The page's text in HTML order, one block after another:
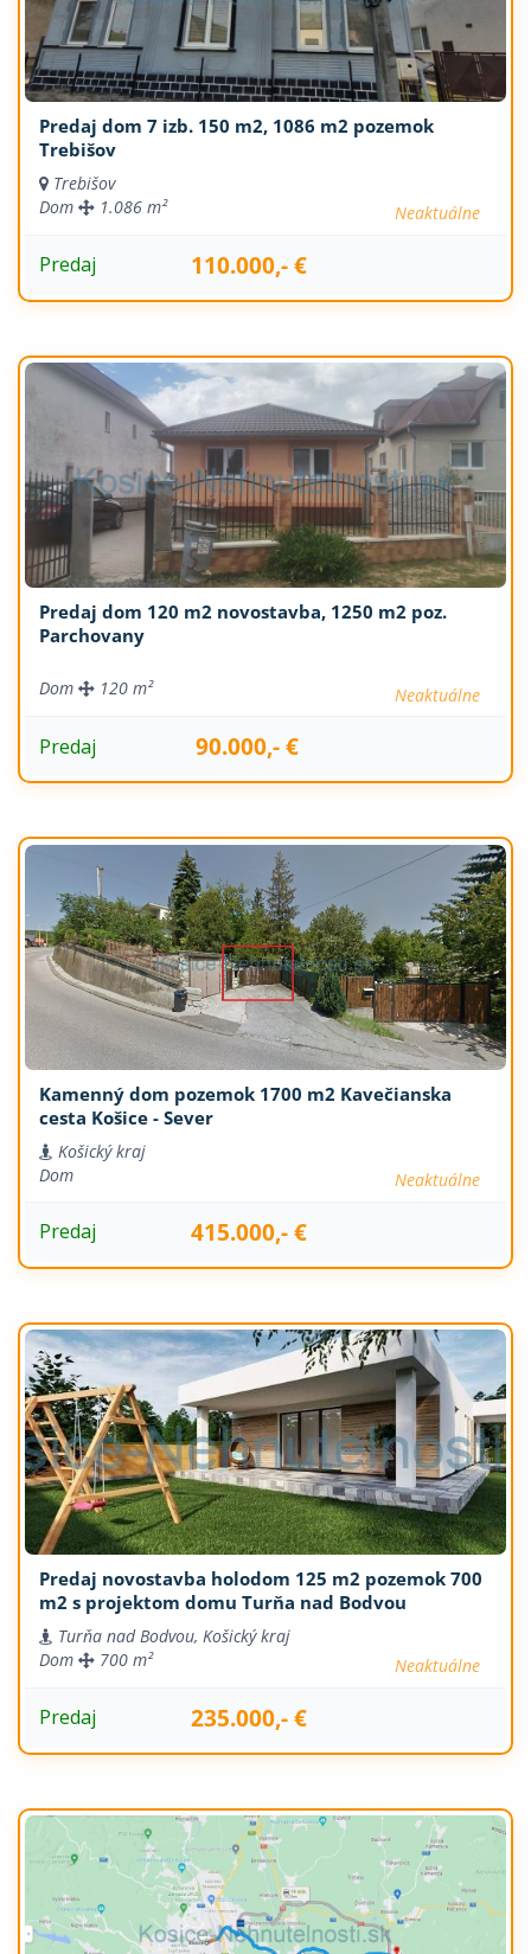
Predaj dom 7 izb. 150 m2, 1086 m2 pozemok
Trebišov
Trebišov
Dom
Neaktuálne
1.086 m²
Predaj 110.000,- €
Predaj dom 120 m2 novostavba, 1250 m2 poz.
Parchovany
Dom Neaktuálne
120 m²
Predaj 90.000,- €
Kamenný dom pozemok 1700 m2 Kavečianska
cesta Košice - Sever
Košický kraj
Dom
Neaktuálne
Predaj 415.000,- €
Predaj novostavba holodom 125 m2 pozemok 700
m2 s projektom domu Turňa nad Bodvou
Turňa nad Bodvou, Košický kraj
Dom
Neaktuálne
700 m²
Predaj 235.000,- €